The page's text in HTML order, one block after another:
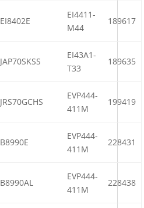
EI8402E
EI4411-
M44
189617
JAP70SKSS
EI43A1-
T33
189635
JRS70GCHS
EVP444-
411M
199419
B8990E
EVP444-
411M
228431
B8990AL
EVP444-
411M
228438